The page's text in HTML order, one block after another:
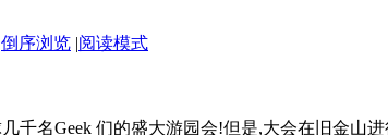
倒序浏览 |阅读模式
千名Geek 们的盛大游园会!但是,大会在旧金山